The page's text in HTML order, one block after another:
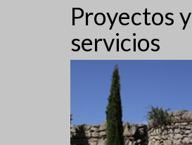
Proyectos y
servicios